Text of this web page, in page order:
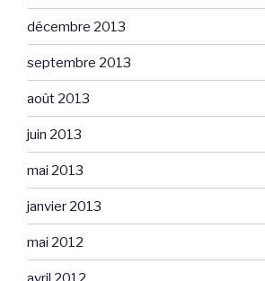
décembre 2013
septembre 2013
août 2013
juin 2013
mai 2013
janvier 2013
mai 2012